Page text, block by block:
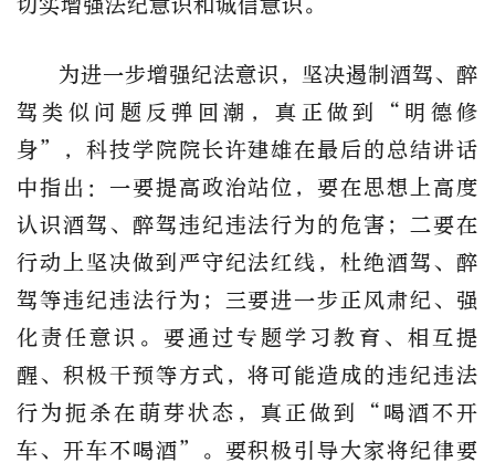
为进一步增强纪法意识，坚决遏制酒驾、醉
驾类似问题反弹回潮，真正做到“明德修
身”，科技学院院长许建雄在最后的总结讲话
中指出：一要提高政治站位，要在思想上高度
认识酒驾、醉驾违纪违法行为的危害；二要在
行动上坚决做到严守纪法红线，杜绝酒驾、醉
驾等违纪违法行为；三要进一步正风肃纪、强
化责任意识。要通过专题学习教育、相互提
醒、积极干预等方式，将可能造成的违纪违法
行为扼杀在萌芽状态，真正做到“喝酒不开
车、开车不喝酒”。要积极引导大家将纪律要